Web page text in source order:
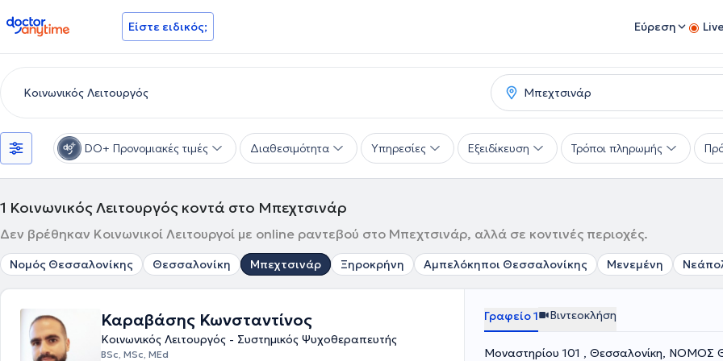
doctoranytime Είστε ειδικός; Εύρεση
DO+ Προνομιακές τιμές Διαθεσιμότητα Υπηρεσίες Εξειδίκευση Τρόποι πληρωμής
1 Κοινωνικός Λειτουργός κοντά στο Μπεχτσινάρ
Δεν βρέθηκαν Κοινωνικοί Λειτουργοί με online ραντεβού στο Μπεχτσινάρ, αλλά σε κοντινές περιοχές.
Νομός Θεσσαλονίκης Θεσσαλονίκη Μπεχτσινάρ Ξηροκρήνη Αμπελόκηποι Θεσσαλονίκης Μενεμένη
Καραβάσης Κωνσταντίνος
Κοινωνικός Λειτουργός - Συστημικός Ψυχοθεραπευτής
BSc, MSc, MEd
Γραφείο 1 Βιντεοκλήση
Μοναστηρίου 101 ,